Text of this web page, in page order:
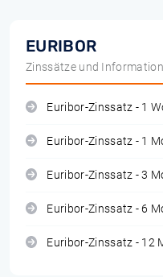
EURIBOR
Zinssätze und
Euribor-Zinssatz - 1
Euribor-Zinssatz - 1
Euribor-Zinssatz - 3
Euribor-Zinssatz - 6
Euribor-Zinssatz - 12